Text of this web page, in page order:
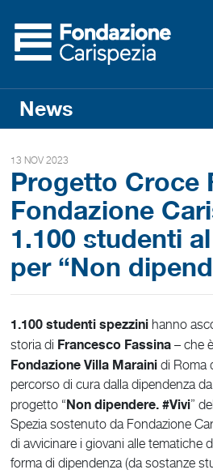
News
13 NOV 2023
Progetto Croce
Fondazione
1.100 studenti
per “Non
1.100 studenti spezzini hanno
storia di Francesco Fassina – che
Fondazione Villa Maraini di Roma
percorso di cura dalla dipendenza
progetto “Non dipendere. #Vivi”
Spezia sostenuto da Fondazione
di avvicinare i giovani alle tematiche
forma di dipendenza (da sostanze